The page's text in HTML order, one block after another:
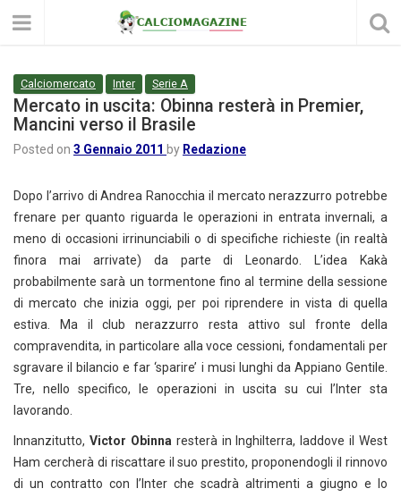
Calciomercato Inter Serie A
Mercato in uscita: Obinna resterà in Premier,
Mancini verso il Brasile
Posted on 3 Gennaio 2011 by Redazione
Dopo l’arrivo di Andrea Ranocchia il mercato nerazzurro potrebbe
frenare per quanto riguarda le operazioni in entrata invernali, a
meno di occasioni irrinunciabili o di specifiche richieste (in realtà
finora mai arrivate) da parte di Leonardo. L’idea Kakà
probabilmente sarà un tormentone fino al termine della sessione
di mercato che inizia oggi, per poi riprendere in vista di quella
estiva. Ma il club nerazzurro resta attivo sul fronte della
compravendita, in particolare alla voce cessioni, fondamentali per
sgravare il bilancio e far ‘sparire’ i musi lunghi da Appiano Gentile.
Tre, nello specifico, le operazioni in uscita su cui l’Inter sta
lavorando.
Innanzitutto, Victor Obinna resterà in Inghilterra, laddove il West
Ham cercherà di riscattare il suo prestito, proponendogli il rinnovo
di un contratto con l’Inter che scadrà altrimenti a giugno e lo